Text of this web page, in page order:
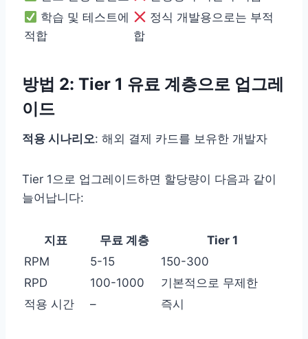
학습 및 테스트에
적합
정식 개발용으로는 부적
합
방법 2: Tier 1 유료 계층으로 업그레
이드
적용 시나리오: 해외 결제 카드를 보유한 개발자
Tier 1으로 업그레이드하면 할당량이 다음과 같이
늘어납니다:
지표 무료 계층
Tier 1
RPM
5-15
150-300
RPD
100-1000
기본적으로 무제한
적용 시간
– 즉시